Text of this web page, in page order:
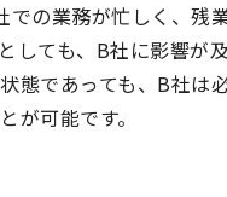
での業務が忙しく、残
しても、B社に影響が
態であっても、B社は
が可能です。